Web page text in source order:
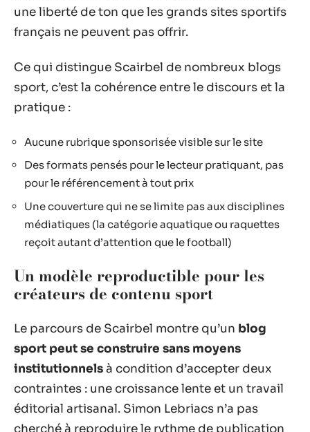
une liberté de ton que les grands sites sportifs
français ne peuvent pas offrir.
Ce qui distingue Scairbel de nombreux blogs
sport, c’est la cohérence entre le discours et la
pratique :
Aucune rubrique sponsorisée visible sur le site
Des formats pensés pour le lecteur pratiquant, pas
pour le référencement à tout prix
Une couverture qui ne se limite pas aux disciplines
médiatiques (la catégorie aquatique ou raquettes
reçoit autant d’attention que le football)
Un modèle reproductible pour les
créateurs de contenu sport
Le parcours de Scairbel montre qu’un blog
sport peut se construire sans moyens
institutionnelsà condition d’accepter deux
contraintes : une croissance lente et un travail
éditorial artisanal. Simon Lebriacs n’a pas
cherché à reproduire le rythme de publication